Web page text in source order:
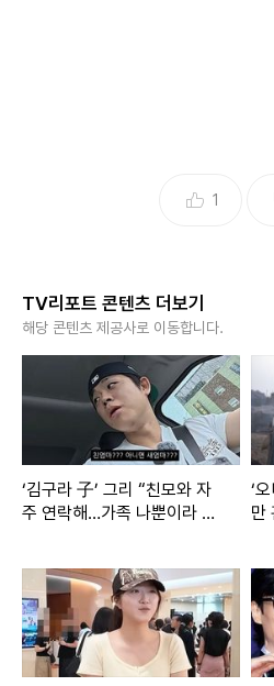
[TV리포트=남금주 기자] 이세영
가섰다.
(이세영 분)에게 투덜대는 천연
이날 지강희 방에서 뜨거운 키스
지춘필(최민식)이 간식 배달을 위
1
TV리포트 콘텐츠 더보기
해당 콘텐츠 제공사로 이동합니다.
‘김구라 子’ 그리 “친모와 자
주 연락해…가족 나뿐이라 내
‘
만